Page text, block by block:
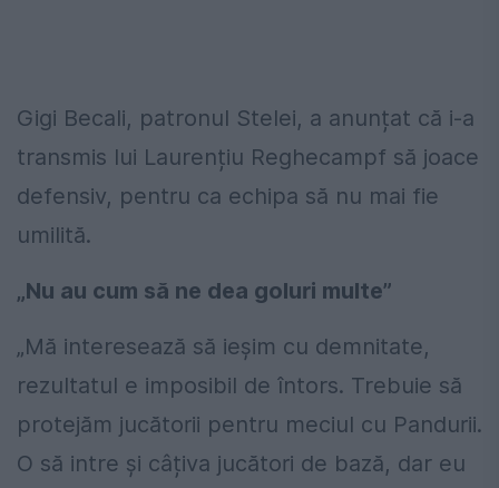
Gigi Becali, patronul Stelei, a anunțat că i-a
transmis lui Laurențiu Reghecampf să joace
defensiv, pentru ca echipa să nu mai fie
umilită.
„Nu au cum să ne dea goluri multe”
„Mă interesează să ieşim cu demnitate,
rezultatul e imposibil de întors. Trebuie să
protejăm jucătorii pentru meciul cu Pandurii.
O să intre și câțiva jucători de bază, dar eu